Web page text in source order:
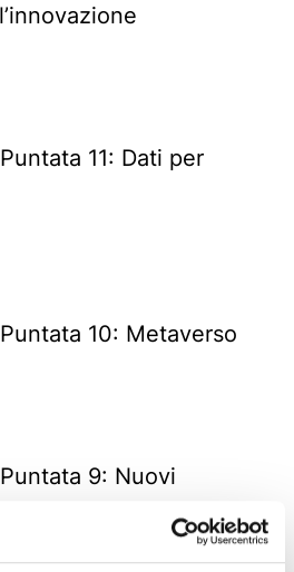
11: Dati per
10: Metaverso
9: Nuovi